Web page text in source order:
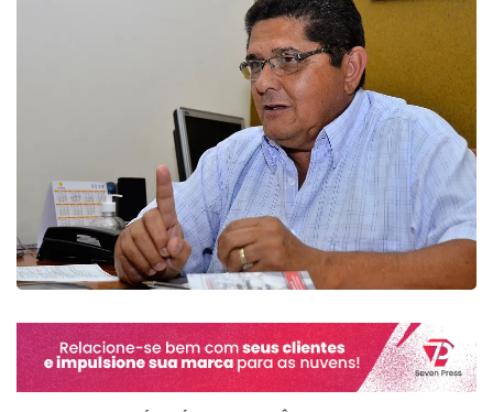
PAÇOCA SECRETÁRIO É A DICA NA CÂMARA